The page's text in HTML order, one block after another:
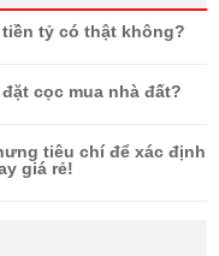
tỷ có thật không?
cọc mua nhà đất?
tiêu chí để xác định
giá rẻ!